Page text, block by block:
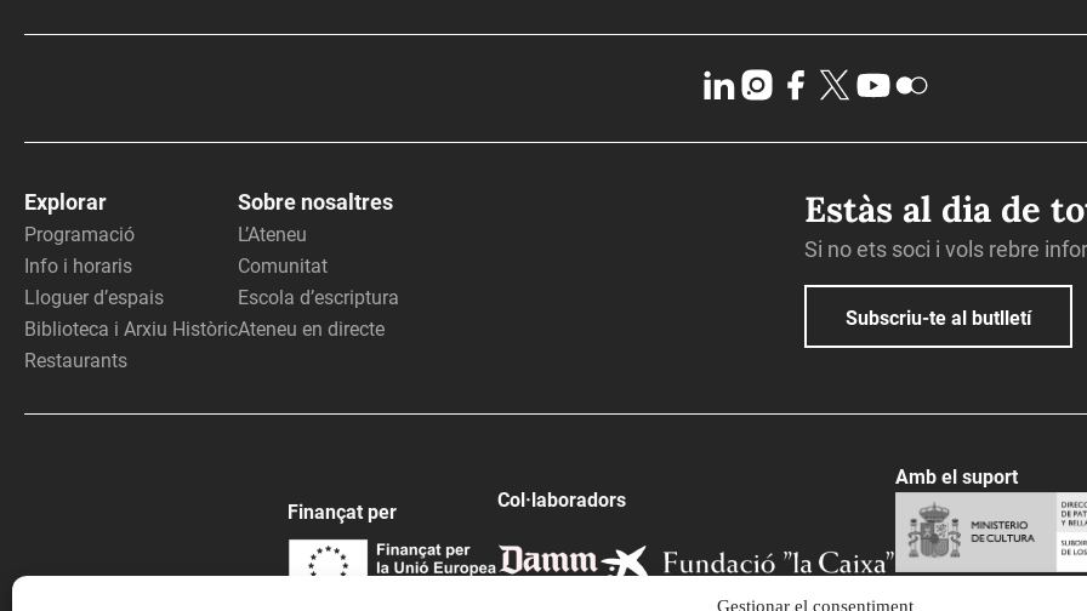
Gestionar el consentiment
Explorar
Programació
Info i horaris
Lloguer d’espais
Biblioteca i Arxiu Històric
Restaurants
Sobre nosaltres
L’Ateneu
Comunitat
Escola d’escriptura
Ateneu en directe
Estàs al dia de
Si no ets soci i vols rebre
Subscriu-te al butlletí
Finançat per
Col·laboradors
Amb el suport